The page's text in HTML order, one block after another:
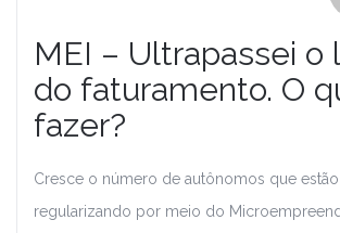
MEI – Ultrapassei o
do faturamento. O
fazer?
Cresce o número de autônomos que
regularizando por meio do